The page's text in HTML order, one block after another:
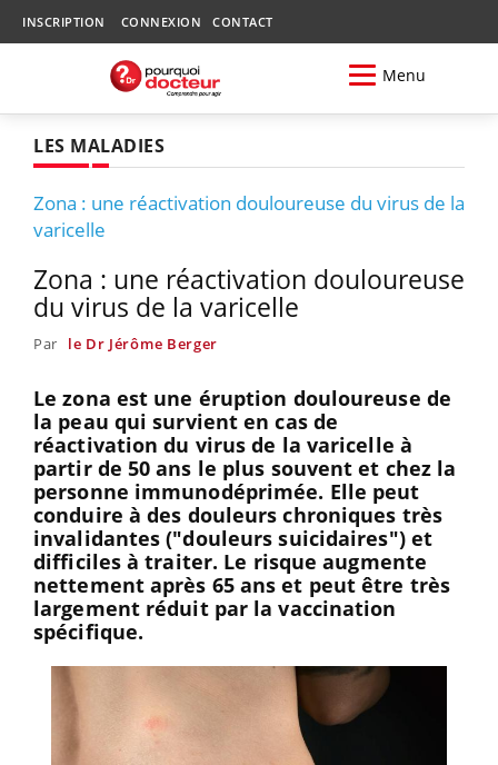
INSCRIPTION CONNEXION CONTACT
Menu
LES MALADIES
Zona : une réactivation douloureuse du virus de la
varicelle
Zona : une réactivation douloureuse
du virus de la varicelle
Par le Dr Jérôme Berger
Le zona est une éruption douloureuse de
la peau qui survient en cas de
réactivation du virus de la varicelle à
partir de 50 ans le plus souvent et chez la
personne immunodéprimée. Elle peut
conduire à des douleurs chroniques très
invalidantes ("douleurs suicidaires") et
difficiles à traiter. Le risque augmente
nettement après 65 ans et peut être très
largement réduit par la vaccination
spécifique.